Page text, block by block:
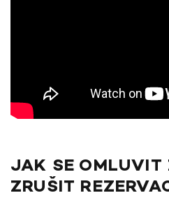
JAK SE OMLUVIT
ZRUŠIT